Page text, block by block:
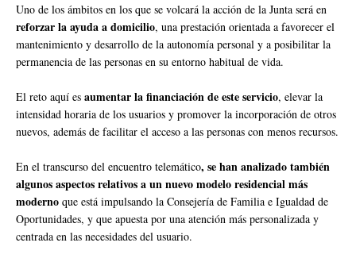
Uno de los ámbitos en los que se volcará la acción de la Junta será en
reforzar la ayuda a domicilio, una prestación orientada a favorecer el
mantenimiento y desarrollo de la autonomía personal y a posibilitar la
permanencia de las personas en su entorno habitual de vida.
El reto aquí es aumentar la financiación de este servicio, elevar la
intensidad horaria de los usuarios y promover la incorporación de otros
nuevos, además de facilitar el acceso a las personas con menos recursos.
En el transcurso del encuentro telemático, se han analizado también
algunos aspectos relativos a un nuevo modelo residencial más
moderno que está impulsando la Consejería de Familia e Igualdad de
Oportunidades, y que apuesta por una atención más personalizada y
centrada en las necesidades del usuario.